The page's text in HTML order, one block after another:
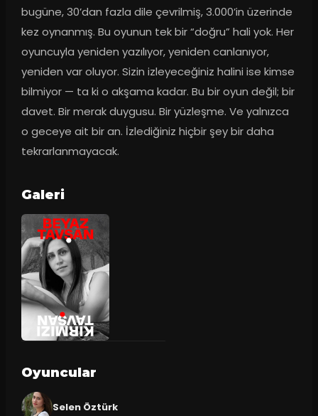
bugüne, 30’dan fazla dile çevrilmiş, 3.000’in üzerinde
kez oynanmış. Bu oyunun tek bir “doğru” hali yok. Her
oyuncuyla yeniden yazılıyor, yeniden canlanıyor,
yeniden var oluyor. Sizin izleyeceğiniz halini ise kimse
bilmiyor — ta ki o akşama kadar. Bu bir oyun değil; bir
davet. Bir merak duygusu. Bir yüzleşme. Ve yalnızca
o geceye ait bir an. İzlediğiniz hiçbir şey bir daha
tekrarlanmayacak.
Galeri
Oyuncular
Selen Öztürk